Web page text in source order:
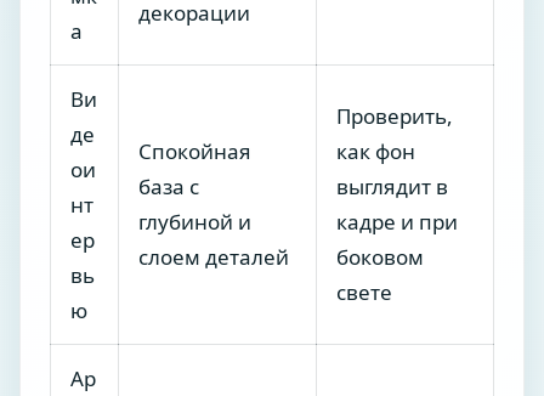
а
декорации
Ви
де
ои
нт
ер
вь
ю
Спокойная
база с
глубиной и
слоем деталей
Проверить,
как фон
выглядит в
кадре и при
боковом
свете
Ар